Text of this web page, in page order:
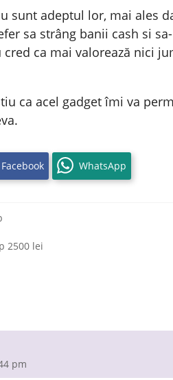
sunt adeptul lor, mai ales
sa strâng banii cash si
cred ca mai valorează nici
ca acel gadget îmi va
Facebook WhatsApp
2500 lei
pm